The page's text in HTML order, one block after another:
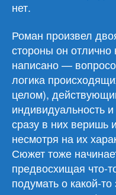
нет.
Роман произвел
стороны он отлично
написано —
логика
целом),
индивидуальность
сразу в них веришь
несмотря на их
Сюжет тоже
предвосхищая что-
подумать о какой-то